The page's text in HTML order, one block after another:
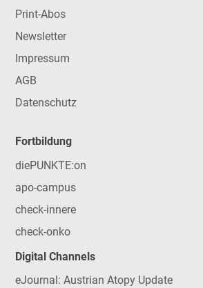
Print-Abos
Newsletter
Impressum
AGB
Datenschutz
Fortbildung
diePUNKTE:on
apo-campus
check-innere
check-onko
Digital Channels
eJournal: Austrian Atopy Update